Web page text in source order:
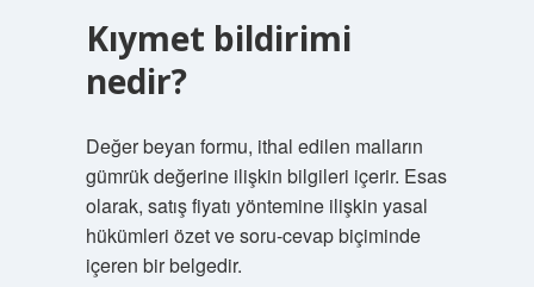
Kıymet bildirimi
nedir?
Değer beyan formu, ithal edilen malların
gümrük değerine ilişkin bilgileri içerir. Esas
olarak, satış fiyatı yöntemine ilişkin yasal
hükümleri özet ve soru-cevap biçiminde
içeren bir belgedir.